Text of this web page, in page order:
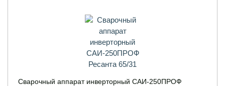
Сварочный аппарат инверторный САИ-250ПРОФ